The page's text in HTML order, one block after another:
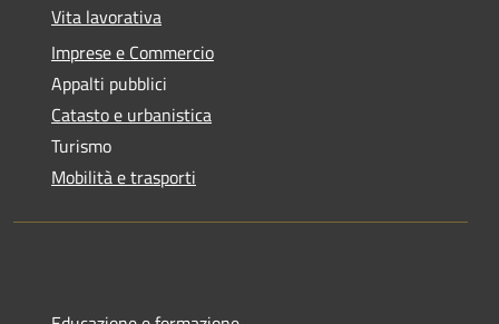
Vita lavorativa
Imprese e Commercio
Appalti pubblici
Catasto e urbanistica
Turismo
Mobilità e trasporti